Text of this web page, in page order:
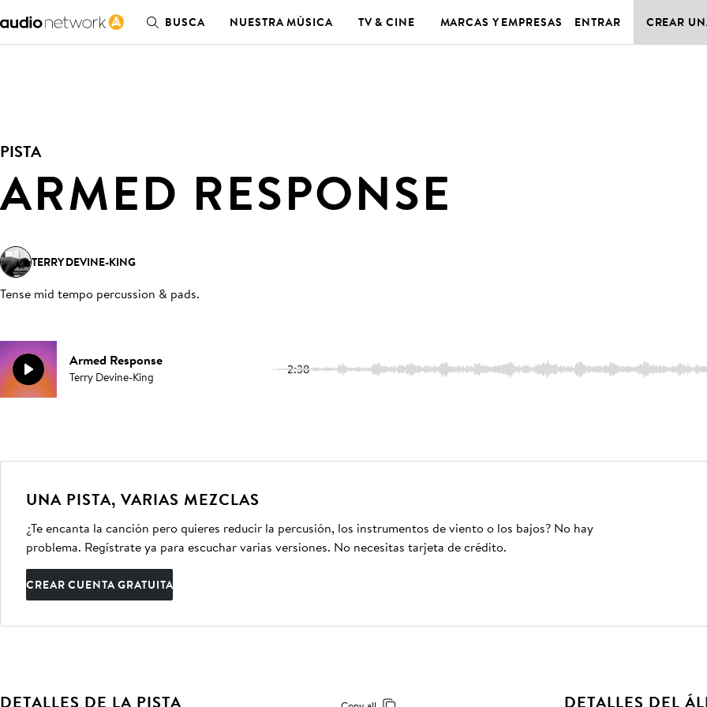
BUSCA NUESTRA MÚSICA TV & CINE MARCAS Y EMPRESAS ENTRAR CREAR
PISTA
ARMED RESPONSE
TERRY DEVINE-KING
Tense mid tempo percussion & pads.
Armed Response
Terry Devine-King 2:38
UNA PISTA, VARIAS MEZCLAS
¿Te encanta la canción pero quieres reducir la percusión, los instrumentos de viento o los bajos? No hay
problema. Regístrate ya para escuchar varias versiones. No necesitas tarjeta de crédito.
CREAR CUENTA GRATUITA
DETALLES DE LA PISTA DETALLES DEL